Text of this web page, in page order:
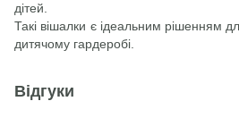
дітей.
Такі вішалки є ідеальним рішенням
дитячому гардеробі.
Відгуки